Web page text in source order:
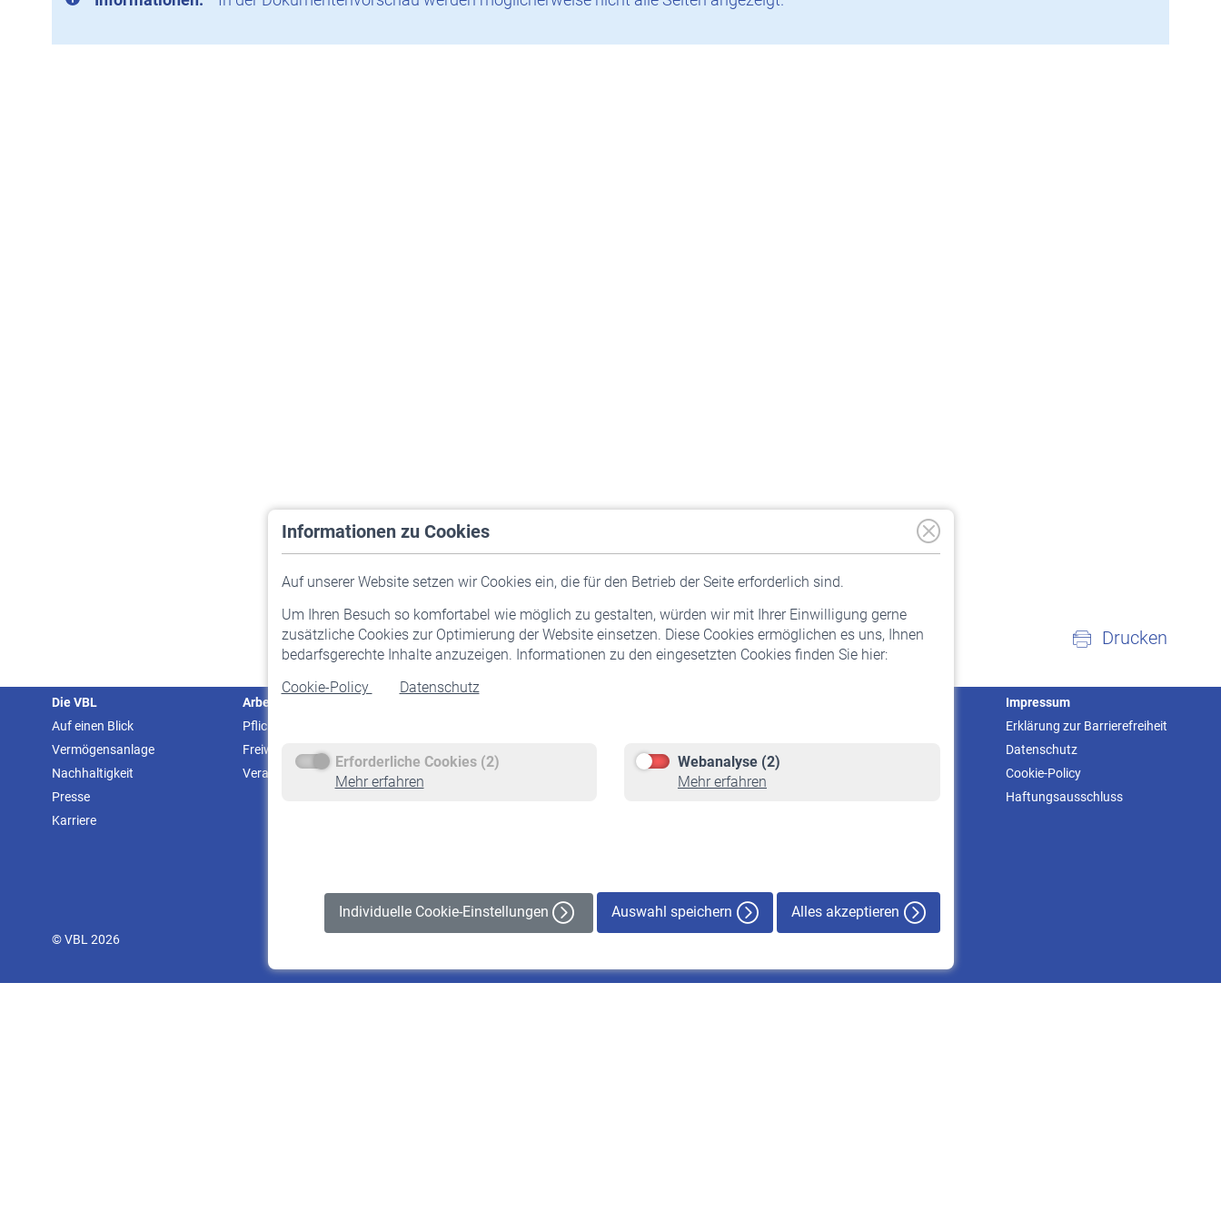
Informationen zu Cookies
Auf unserer Website setzen wir Cookies ein, die für den Betrieb der Seite erforderlich sind.
Um Ihren Besuch so komfortabel wie möglich zu gestalten, würden wir mit Ihrer Einwilligung gerne
zusätzliche Cookies zur Optimierung der Website einsetzen. Diese Cookies ermöglichen es uns, Ihnen
bedarfsgerechte Inhalte anzuzeigen. Informationen zu den eingesetzten Cookies finden Sie hier:
Cookie-Policy
Datenschutz
Erforderliche Cookies (2)
Mehr erfahren
Webanalyse (2)
Mehr erfahren
Individuelle Cookie-Einstellungen Auswahl speichern Alles akzeptieren
Drucken
Die VBL
Auf einen Blick
Vermögensanlage
Nachhaltigkeit
Presse
Karriere
Arbeitgeber
Pflichtversicherung
Freiwillige Versicherung
Veranstaltungen
Staatliche Förderung
Rente beantragen
Rentenauszahlung
Impressum
Erklärung zur Barrierefreiheit
Datenschutz
Cookie-Policy
Haftungsausschluss
© VBL 2026